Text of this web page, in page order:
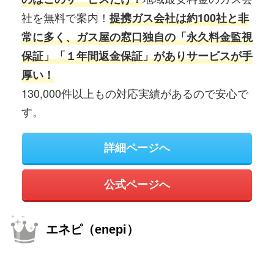
社を無料で案内！ 提携ガス会社は約100社と非
常に多く、ガス屋の窓口独自の「永久料金監視
保証」「１年間返金保証」がありサービスが手
厚い！
130,000件以上もの対応実績があるので安心で
す。
詳細ページへ
公式ページへ
エネピ（enepi）